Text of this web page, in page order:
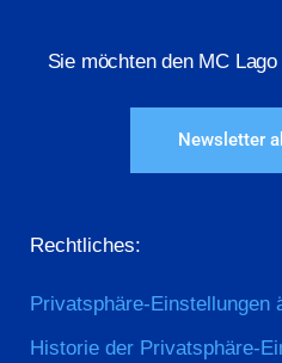
Sie möchten den MC
Newsletter
Rechtliches:
Privatsphäre-Einstellungen
Historie der Privatsphäre-